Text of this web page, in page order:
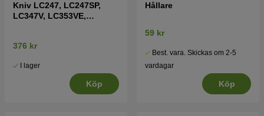
Kniv LC247, LC247SP,
LC347V, LC353VE,
376 kr
I lager
Köp
Hållare
59 kr
Best. vara. Skickas om 2-5
vardagar
Köp